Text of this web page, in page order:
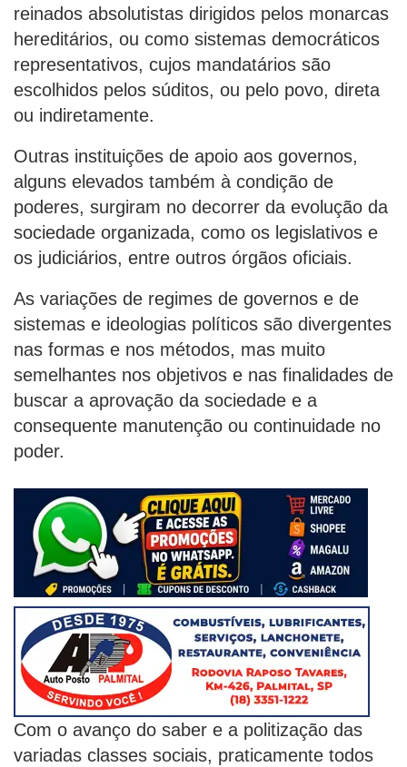
reinados absolutistas dirigidos pelos monarcas
hereditários, ou como sistemas democráticos
representativos, cujos mandatários são
escolhidos pelos súditos, ou pelo povo, direta
ou indiretamente.
Outras instituições de apoio aos governos,
alguns elevados também à condição de
poderes, surgiram no decorrer da evolução da
sociedade organizada, como os legislativos e
os judiciários, entre outros órgãos oficiais.
As variações de regimes de governos e de
sistemas e ideologias políticos são divergentes
nas formas e nos métodos, mas muito
semelhantes nos objetivos e nas finalidades de
buscar a aprovação da sociedade e a
consequente manutenção ou continuidade no
poder.
Com o avanço do saber e a politização das
variadas classes sociais, praticamente todos